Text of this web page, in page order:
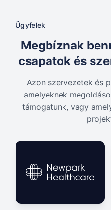
Ügyfelek
Megbíznak
csapatok és
Azon szervezetek és
amelyeknek
támogatunk, vagy